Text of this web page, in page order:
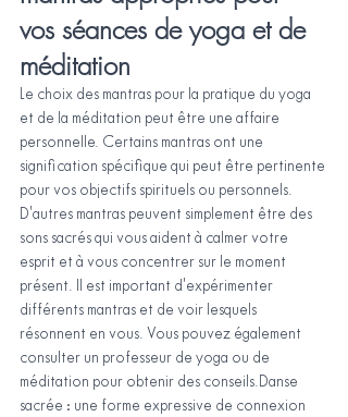
vos séances de yoga et de
méditation
Le choix des mantras pour la pratique du yoga
et de la méditation peut être une affaire
personnelle. Certains mantras ont une
signification spécifique qui peut être pertinente
pour vos objectifs spirituels ou personnels.
D'autres mantras peuvent simplement être des
sons sacrés qui vous aident à calmer votre
esprit et à vous concentrer sur le moment
présent. Il est important d'expérimenter
différents mantras et de voir lesquels
résonnent en vous. Vous pouvez également
consulter un professeur de yoga ou de
méditation pour obtenir des conseils.Danse
sacrée : une forme expressive de connexion